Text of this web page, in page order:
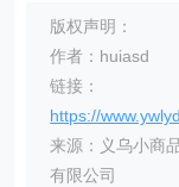
版权声明：
作者：huiasd
链接：
https://
来源：义乌小商
有限公司